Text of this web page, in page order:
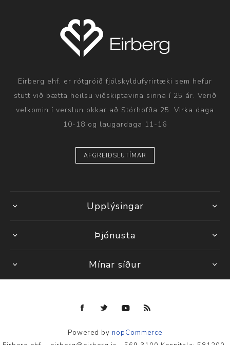
Eirberg ehf. er rótgróið fjölskyldufyrirtæki sem hefur
stutt við bætta heilsu viðskiptavina sinna í 25 ár. Verið
velkomin í verslun okkar að Stórhöfða 25. Virka daga
10-18 og laugardaga 11-16
AFGREIÐSLUTÍMAR
Upplýsingar
Þjónusta
Mínar síður
Powered by nopCommerce